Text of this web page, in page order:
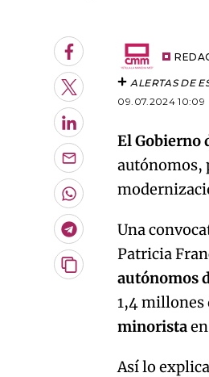
Facebook
Twitter
LinkedIn
Enviar
por
Email
Whatsapp
Telegram
Copiar
ALERTAS DE
09.07.2024 10:09
El Gobierno
autónomos,
Una
Patricia
autónomos
1,4 millones
minorista
Así lo